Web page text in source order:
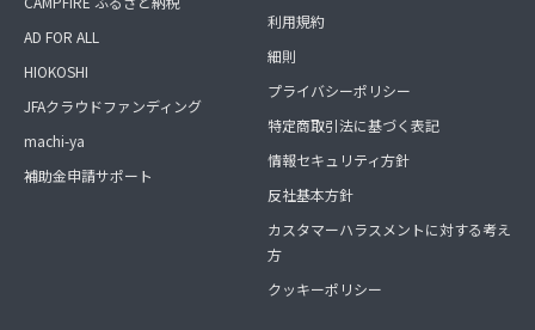
AD FOR ALL
HIOKOSHI
JFAクラウドファンディング
machi-ya
補助金申請サポート
利用規約
細則
プライバシーポリシー
特定商取引法に基づく表記
情報セキュリティ方針
反社基本方針
カスタマーハラスメントに対する考え
方
クッキーポリシー